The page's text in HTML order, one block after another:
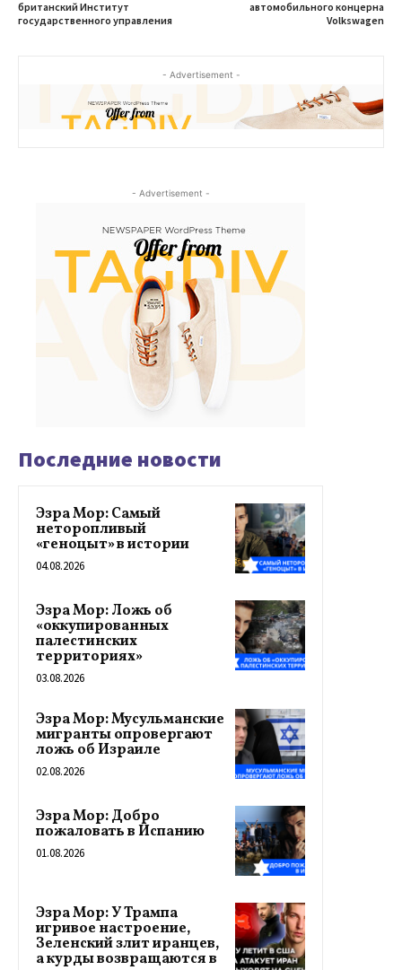
британский Институт
государственного управления
автомобильного концерна
Volkswagen
- Advertisement -
- Advertisement -
Последние новости
Эзра Мор: Самый
неторопливый
«геноцыт» в истории
04.08.2026
Эзра Мор: Ложь об
«оккупированных
палестинских
территориях»
03.08.2026
Эзра Мор: Мусульманские
мигранты опровергают
ложь об Израиле
02.08.2026
Эзра Мор: Добро
пожаловать в Испанию
01.08.2026
Эзра Мор: У Трампа
игривое настроение,
Зеленский злит иранцев,
а курды возвращаются в